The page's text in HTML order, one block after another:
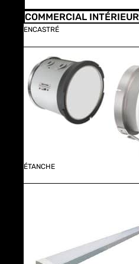
COMMERCIAL INTÉRIEUR
ENCASTRÉ
ÉTANCHE